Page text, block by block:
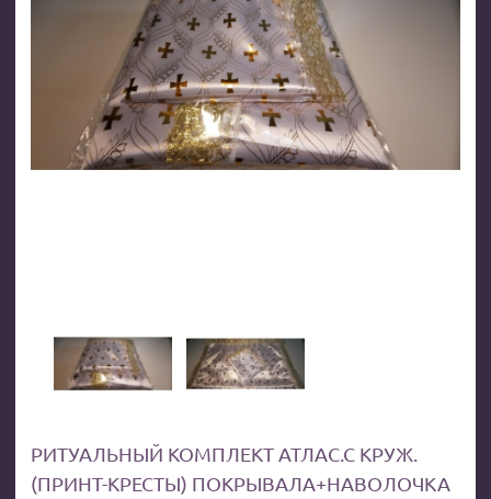
РИТУАЛЬНЫЙ КОМПЛЕКТ АТЛАС.С КРУЖ.
(ПРИНТ-КРЕСТЫ) ПОКРЫВАЛА+НАВОЛОЧКА